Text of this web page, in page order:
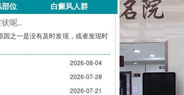
部位 白癜风人群
呢..
之一是没有及时发现，或者发现时
2026-08-04
2026-07-28
2026-07-21